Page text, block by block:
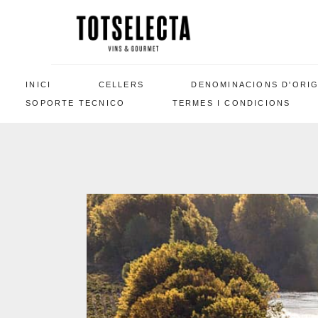
INICI CELLERS DENOMINACIONS
SOPORTE TECNICO TERMES I CONDICIONS